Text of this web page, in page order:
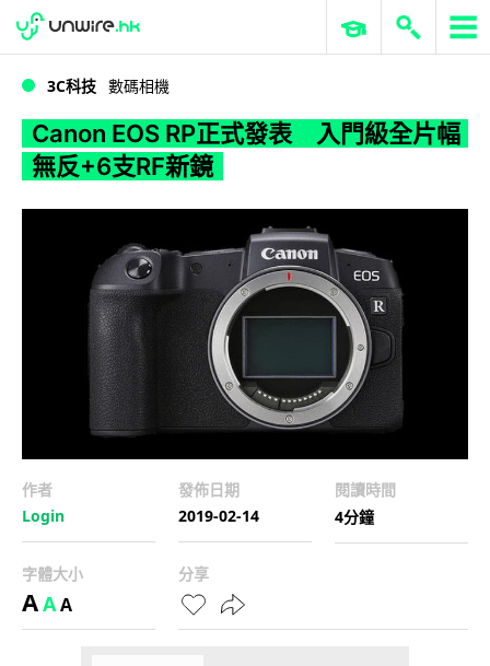
WWDC 2026 ERP 與商業 AI
3C科技 數碼相機
Canon EOS RP正式發表 入門級全片幅
無反+6支RF新鏡
作者
Login
發佈日期
2019-02-14
閱讀時間
4分鐘
字體大小
AAA
分享